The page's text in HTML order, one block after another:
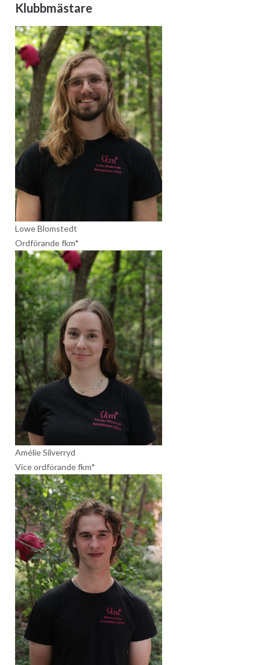
Klubbmästare
Lowe Blomstedt
Ordförande fkm*
Amélie Silverryd
Vice ordförande fkm*